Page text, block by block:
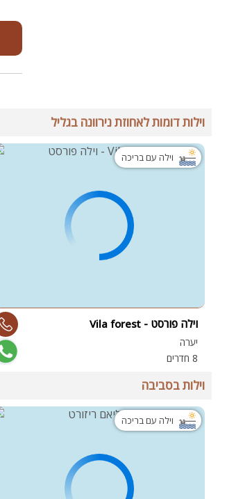
וילות דומות לאחוזת נירוונה בגליל
וילה עם בריכה
וילה פורסט - Vila forest
יערה
8 חדרים
וילות בסביבה
וילה עם בריכה